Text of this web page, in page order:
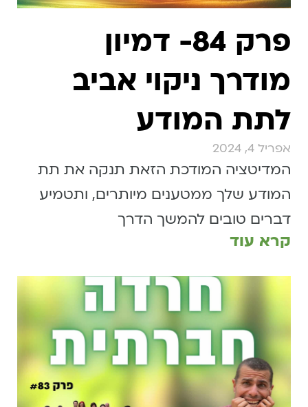
פרק 84- דמיון
מודרך ניקוי אביב
לתת המודע
אפריל 4, 2024
המדיטציה המודכת הזאת תנקה את תת
המודע שלך ממטענים מיותרים, ותטמיע
דברים טובים להמשך הדרך
קרא עוד